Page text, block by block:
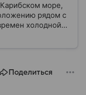
море,
рядом с
холодной
в Западном
Поделиться